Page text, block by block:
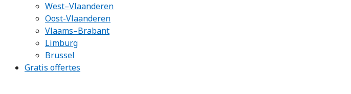
West–Vlaanderen
Oost-Vlaanderen
Vlaams–Brabant
Limburg
Brussel
Gratis offertes